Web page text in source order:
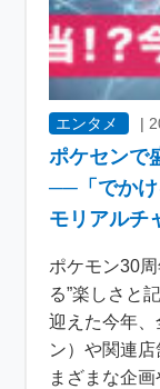
エンタメ |
ポケセンで
──「でかけ
モリアルチ
ポケモン30
る”楽しさと
迎えた今年
ン）や関連
まざまな企